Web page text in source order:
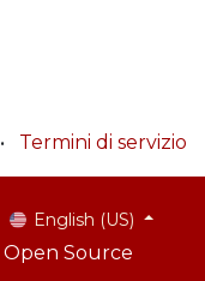
• Termini di servizio
English (US)
Open Source